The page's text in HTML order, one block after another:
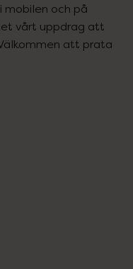
mobilen och på
vårt uppdrag att
att prata